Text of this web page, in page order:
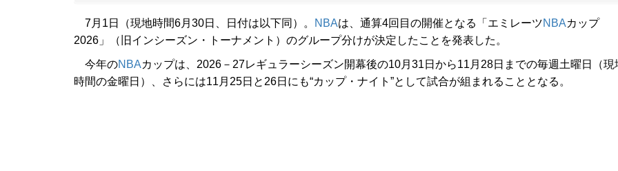
7月1日（現地時間6月30日、日付は以下同）。 NBAは、通算4回目の開催となる「エミレーツNBAカップ
2026」（旧インシーズン・トーナメント）のグループ分けが決定したことを発表した。
今年のNBAカップは、2026－27レギュラーシーズン開幕後の10月31日から11月28日までの毎週土曜日（現
時間の金曜日）、さらには11月25日と26日にも“カップ・ナイト”として試合が組まれることとなる。